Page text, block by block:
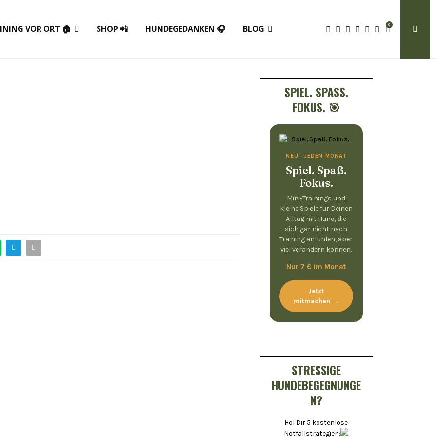
VOR ORT 🏠 SHOP 📲 HUNDEGEDANKEN 🎧 BLOG 0
SPIEL. SPASS. F
OKUS. 🎯
NEU · JEDEN MONAT
Spiel. Spaß.
Fokus.
Mini-Trainings und
kleine Spiele für Deinen
Alltag mit Hund, die
sich gar nicht nach
Training anfühlen, aber
viel verändern können.
Nur 7 € im Monat
Jetzt
mitmachen →
STRESSIGE
HUNDEBEGEGNUNGE
N?
Hol Dir 5 kostenlose
Notfallstrategien: